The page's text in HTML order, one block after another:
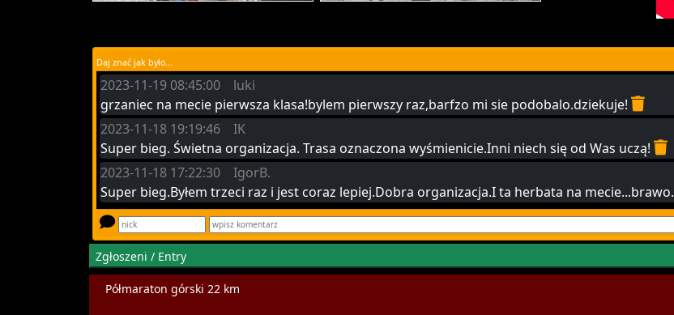
Daj znać jak było...
2023-11-19 08:45:00 luki
grzaniec na mecie pierwsza klasa!bylem pierwszy raz,barfzo mi sie podobalo.dziekuje!
2023-11-18 19:19:46 IK
Super bieg. Świetna organizacja. Trasa oznaczona wyśmienicie.Inni niech się od Was uczą!
2023-11-18 17:22:30 IgorB.
Super bieg.Byłem trzeci raz i jest coraz lepiej.Dobra organizacja.I ta herbata na mecie...brawo.
Zgłoszeni / Entry
Półmaraton górski 22 km